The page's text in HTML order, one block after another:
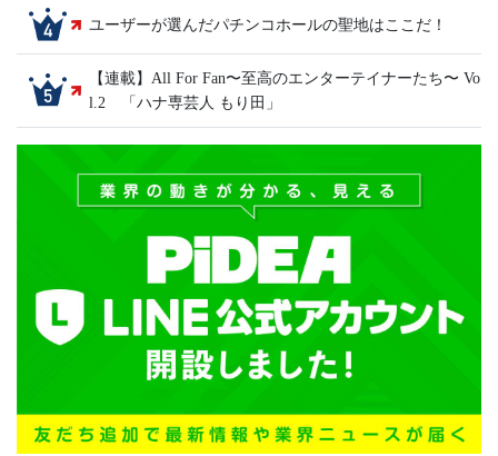
ユーザーが選んだパチンコホールの聖地はここだ！
【連載】All For Fan〜至高のエンターテイナーたち〜 Vo
l.2 「ハナ専芸人 もり田」